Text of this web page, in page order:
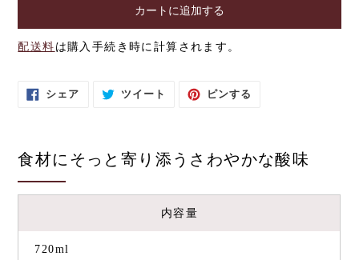
カートに追加する
配送料 は購入手続き時に計算されます。
ト
に
追
加
シェア
K
で
ア
ツイート
に
投
る
ピンする
S
T
ン
食材にそっと寄り添うさわやかな酸味
内容量
720ml